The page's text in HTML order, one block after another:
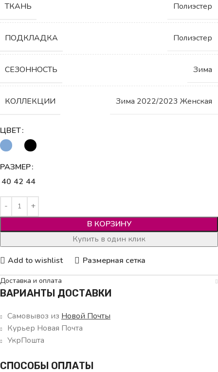
ТКАНЬ Полиэстер
ПОДКЛАДКА Полиэстер
СЕЗОННОСТЬ Зима
КОЛЛЕКЦИИ Зима 2022/2023 Женская
ЦВЕТ
РАЗМЕР
40 42 44
В КОРЗИНУ
Купить в один клик
Add to wishlist Размерная сетка
Доставка и оплата
ВАРИАНТЫ ДОСТАВКИ
Самовывоз из Новой Почты
Курьер Новая Почта
УкрПошта
СПОСОБЫ ОПЛАТЫ